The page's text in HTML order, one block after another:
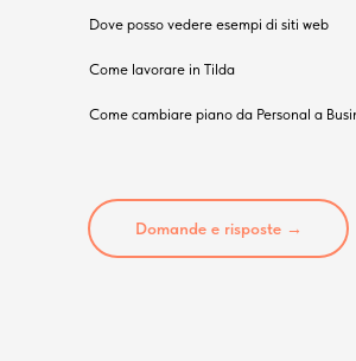
Dove posso vedere esempi di siti web
Come lavorare in Tilda
Come cambiare piano da Personal a
Domande e risposte →